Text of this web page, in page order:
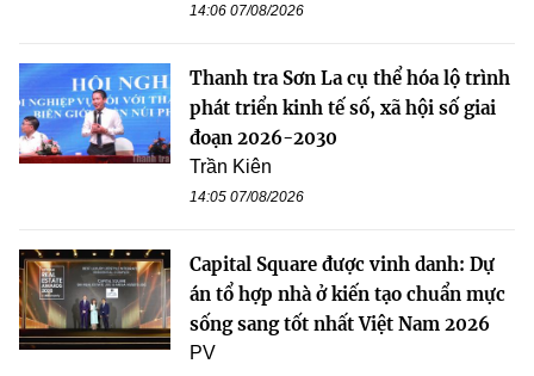
14:06 07/08/2026
Thanh tra Sơn La cụ thể hóa lộ trình
phát triển kinh tế số, xã hội số giai
đoạn 2026-2030
Trần Kiên
14:05 07/08/2026
Capital Square được vinh danh: Dự
án tổ hợp nhà ở kiến tạo chuẩn mực
sống sang tốt nhất Việt Nam 2026
PV